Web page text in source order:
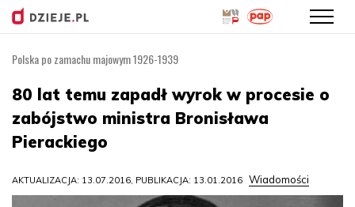
Przejdź
treści
Polska po zamachu majowym 1926-1939
80 lat temu zapadł wyrok w procesie o
zabójstwo ministra Bronisława
Pierackiego
AKTUALIZACJA: 13.07.2016, PUBLIKACJA: 13.01.2016 Wiadomości